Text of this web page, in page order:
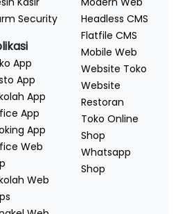
Security
App
App
App
App
App
Web
Web
Headless CMS
Flatfile CMS
Mobile Web
Website Toko
Website
Restoran
Toko Online
Shop
Whatsapp
Shop